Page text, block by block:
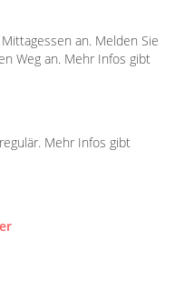
an. Melden Sie
Weg an. Mehr Infos gibt
Mehr Infos gibt